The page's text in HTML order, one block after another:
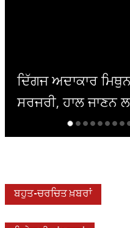
ਦੀ ਹੋਈ
ਪਹੁੰਚੇ...
ਬਹੁਤ-ਚਰਚਿਤ ਖ਼ਬਰਾਂ